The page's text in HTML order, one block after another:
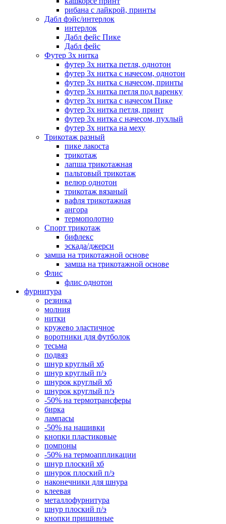
рибана с лайкрой, принты
Дабл фэйс/интерлок
интерлок
Дабл фейс Пике
Дабл фейс
Футер 3х нитка
футер 3х нитка петля, однотон
футер 3х нитка с начесом, однотон
футер 3х нитка с начесом, принты
футер 3х нитка петля под варенку
футер 3х нитка с начесом Пике
футер 3х нитка петля, принт
футер 3х нитка с начесом, пухлый
футер 3х нитка на меху
Трикотаж разный
пике лакоста
трикотаж
лапша трикотажная
пальтовый трикотаж
велюр однотон
трикотаж вязаный
вафля трикотажная
ангора
термополотно
Спорт трикотаж
бифлекс
эскада/джерси
замша на трикотажной основе
замша на трикотажной основе
Флис
флис однотон
фурнитура
резинка
молния
нитки
кружево эластичное
воротники для футболок
тесьма
подвяз
шнур круглый хб
шнур круглый п/э
шнурок круглый хб
шнурок круглый п/э
-50% на термотрансферы
бирка
лампасы
-50% на нашивки
кнопки пластиковые
помпоны
-50% на термоаппликации
шнур плоский хб
шнурок плоский п/э
наконечники для шнура
клеевая
металлофурнитура
шнур плоский п/э
кнопки пришивные